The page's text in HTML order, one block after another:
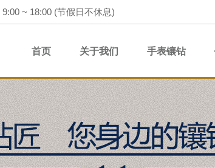
9:00 ~ 18:00 (节假日不休息)
首页 关于我们 手表镶钻